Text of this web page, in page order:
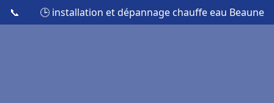
📞 🕒 installation et dépannage chauffe eau Beaune